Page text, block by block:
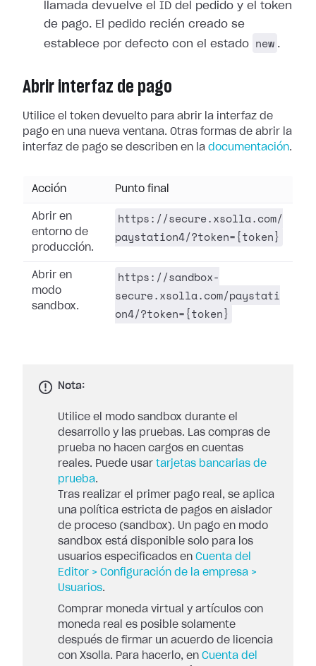
llamada devuelve el ID del pedido y el token
de pago. El pedido recién creado se
establece por defecto con el estado
new .
Abrir interfaz de pago
Utilice el token devuelto para abrir la interfaz de
pago en una nueva ventana. Otras formas de abrir la
interfaz de pago se describen en la documentación.
Acción Punto final
Abrir en
entorno de
producción.
https://secure.xsolla.com/
paystation4/?token={token}
Abrir en
modo
sandbox.
https://sandbox-
secure.xsolla.com/paystati
on4/?token={token}
Nota:
Utilice el modo sandbox durante el
desarrollo y las pruebas. Las compras de
prueba no hacen cargos en cuentas
reales. Puede usar tarjetas bancarias de
prueba.
Tras realizar el primer pago real, se aplica
una política estricta de pagos en aislador
de proceso (sandbox). Un pago en modo
sandbox está disponible solo para los
usuarios especificados en Cuenta del
Editor > Configuración de la empresa >
Usuarios.
Comprar moneda virtual y artículos con
moneda real es posible solamente
después de firmar un acuerdo de licencia
con Xsolla. Para hacerlo, en Cuenta del